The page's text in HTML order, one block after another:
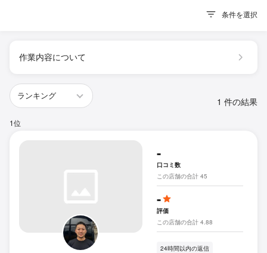
条件を選択
作業内容について
1 件の結果
1位
-
口コミ数
この店舗の合計 45
-
評価
この店舗の合計 4.88
24時間以内の返信